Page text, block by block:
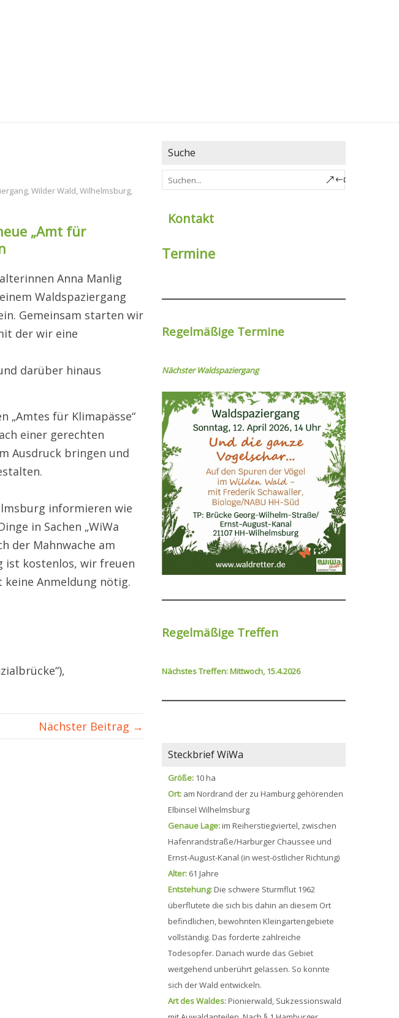
,Wilder Wald,Wilhelmsburg,
„Amt für
Anna Manlig
Waldspaziergang
Gemeinsam starten wir
der wir eine
darüber hinaus
„Amtes für Klimapässe“
einer gerechten
Ausdruck bringen und
informieren wie
in Sachen „WiWa
der Mahnwache am
ist kostenlos, wir freuen
keine Anmeldung nötig.
Nächster Beitrag →
Suche
Kontakt
Termine
Regelmäßige Termine
Nächster Waldspaziergang
Regelmäßige Treffen
Nächstes Treffen: Mittwoch, 15.4.2026
Steckbrief WiWa
Größe: 10 ha
Ort: am Nordrand der zu Hamburg gehörenden
Elbinsel Wilhelmsburg
Genaue Lage:im Reiherstiegviertel, zwischen
Hafenrandstraße/Harburger Chaussee und
Ernst-August-Kanal (in west-östlicher Richtung)
Alter: 61 Jahre
Entstehung:Die schwere Sturmflut 1962
überflutete die sich bis dahin an diesem Ort
befindlichen, bewohnten Kleingartengebiete
vollständig. Das forderte zahlreiche
Todesopfer. Danach wurde das Gebiet
weitgehend unberührt gelassen. So konnte
sich der Wald entwickeln.
Art des Waldes:Pionierwald, Sukzessionswald